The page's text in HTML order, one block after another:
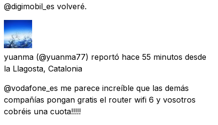
@digimobil_es volveré.
yuanma (@yuanma77) reportó hace 55 minutos desde
la Llagosta, Catalonia
@vodafone_es me parece increíble que las demás
compañías pongan gratis el router wifi 6 y vosotros
cobréis una cuota!!!!!